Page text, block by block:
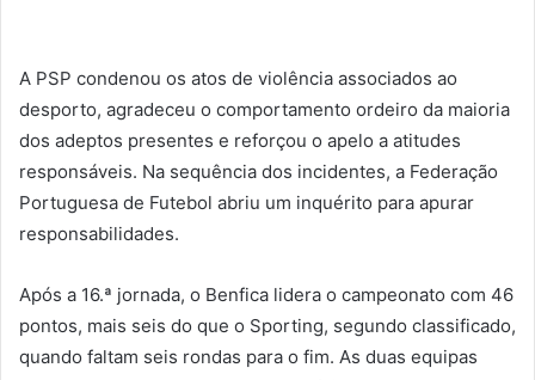
A PSP condenou os atos de violência associados ao
desporto, agradeceu o comportamento ordeiro da maioria
dos adeptos presentes e reforçou o apelo a atitudes
responsáveis. Na sequência dos incidentes, a Federação
Portuguesa de Futebol abriu um inquérito para apurar
responsabilidades.
Após a 16.ª jornada, o Benfica lidera o campeonato com 46
pontos, mais seis do que o Sporting, segundo classificado,
quando faltam seis rondas para o fim. As duas equipas